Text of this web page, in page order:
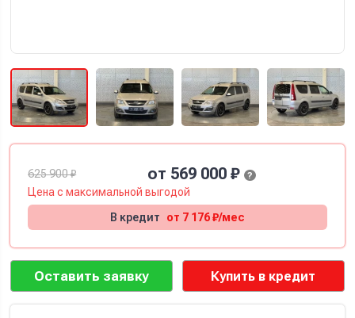
625 900 ₽ от 569 000 ₽ ?
Цена смаксимальнойвыгодой
В кредит
от 7 176 ₽/мес
Оставить заявку Купить в кредит